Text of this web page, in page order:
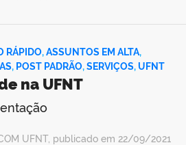
RÁPIDO,ASSUNTOS EM ALTA,
, POST PADRÃO,SERVIÇOS,UFNT
na UFNT
UFNT, publicado em 22/09/2021